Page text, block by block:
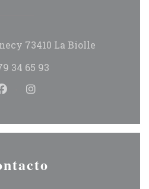
73410 La Biolle((abre en
34 65 93
Facebook ((abre en una
Instagram ((abre en